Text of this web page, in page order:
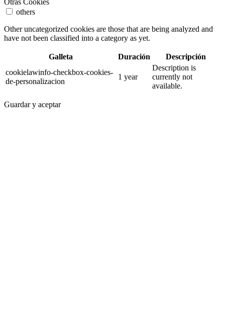
Otras Cookies
others
Other uncategorized cookies are those that are being analyzed and
have not been classified into a category as yet.
Galleta Duración
Descripción
cookielawinfo-checkbox-cookies-
de-personalizacion
1 year
Description is
currently not
available.
Guardar y aceptar